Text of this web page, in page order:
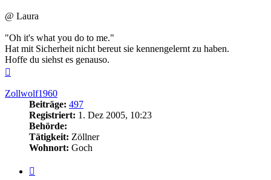
@ Laura
"Oh it's what you do to me."
Hat mit Sicherheit nicht bereut sie kennengelernt zu haben.
Hoffe du siehst es genauso.
Zollwolf1960
Beiträge: 497
Registriert: 1. Dez 2005, 10:23
Behörde:
Tätigkeit: Zöllner
Wohnort: Goch